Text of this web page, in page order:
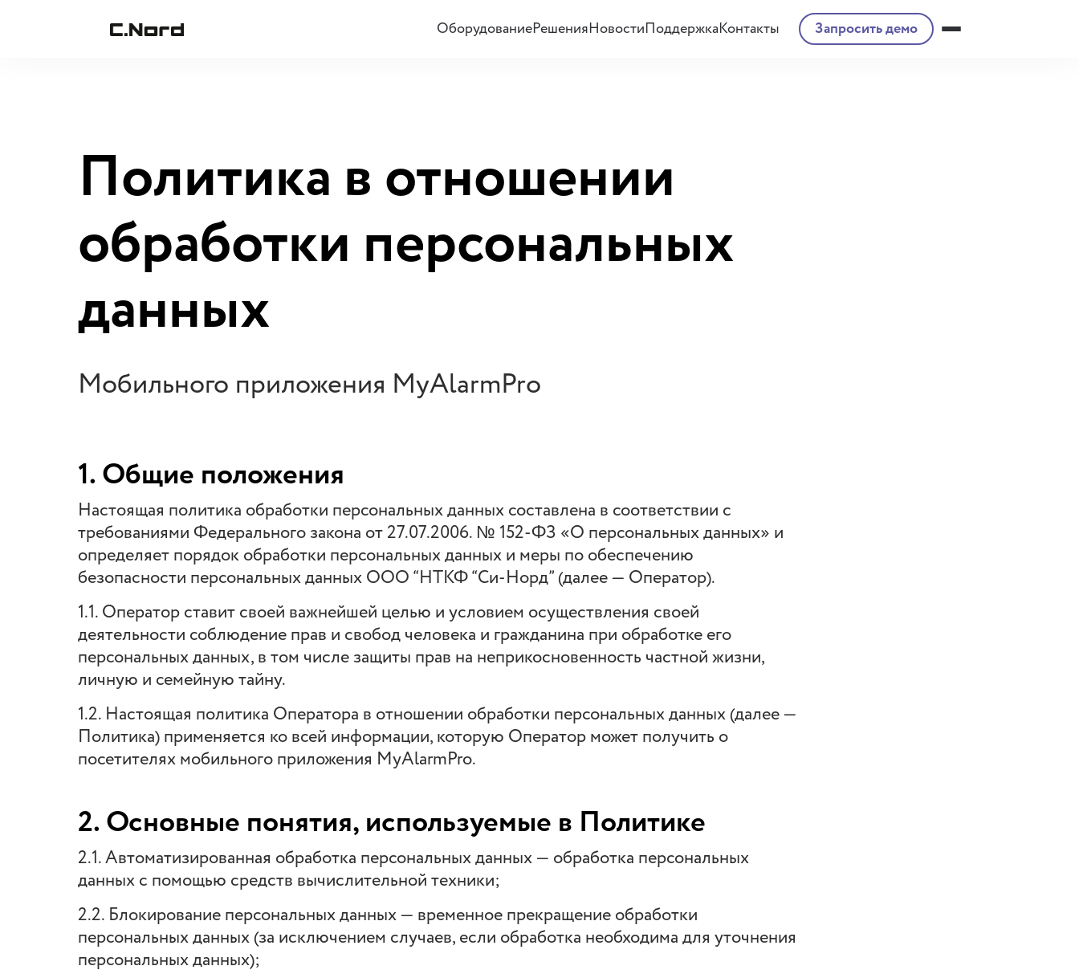
ОборудованиеРешенияНовостиПоддержкаКонтакты Запросить демо
Политика в отношении
обработки персональных
данных
Мобильного приложения MyAlarmPro
1. Общие положения
Настоящая политика обработки персональных данных составлена в соответствии с
требованиями Федерального закона от 27.07.2006. № 152-ФЗ «О персональных данных» и
определяет порядок обработки персональных данных и меры по обеспечению
безопасности персональных данных ООО “НТКФ “Си-Норд” (далее — Оператор).
1.1. Оператор ставит своей важнейшей целью и условием осуществления своей
деятельности соблюдение прав и свобод человека и гражданина при обработке его
персональных данных, в том числе защиты прав на неприкосновенность частной жизни,
личную и семейную тайну.
1.2. Настоящая политика Оператора в отношении обработки персональных данных (далее —
Политика) применяется ко всей информации, которую Оператор может получить о
посетителях мобильного приложения MyAlarmPro.
2. Основные понятия, используемые в Политике
2.1. Автоматизированная обработка персональных данных — обработка персональных
данных с помощью средств вычислительной техники;
2.2. Блокирование персональных данных — временное прекращение обработки
персональных данных (за исключением случаев, если обработка необходима для уточнения
персональных данных);